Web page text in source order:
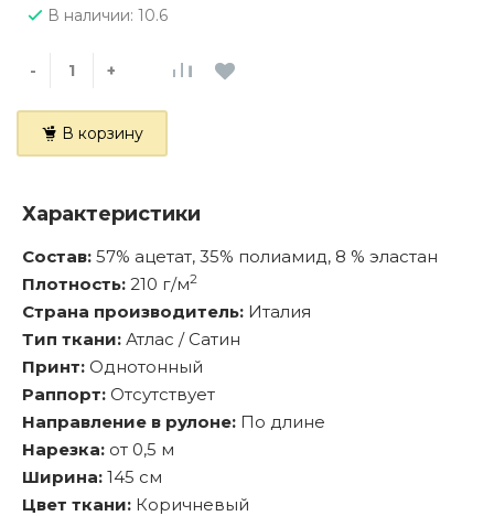
В наличии: 10.6
- +
В корзину
Характеристики
Состав: 57% ацетат, 35% полиамид, 8 % эластан
Плотность: 210 г/м2
Страна производитель: Италия
Тип ткани: Атлас / Сатин
Принт: Однотонный
Раппорт: Отсутствует
Направление в рулоне: По длине
Нарезка: от 0,5 м
Ширина: 145 см
Цвет ткани: Коричневый